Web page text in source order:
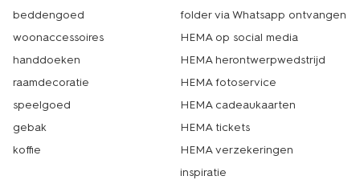
beddengoed
woonaccessoires
handdoeken
raamdecoratie
speelgoed
gebak
koffie
folder via Whatsapp ontvangen
HEMA op social media
HEMA herontwerpwedstrijd
HEMA fotoservice
HEMA cadeaukaarten
HEMA tickets
HEMA verzekeringen
inspiratie